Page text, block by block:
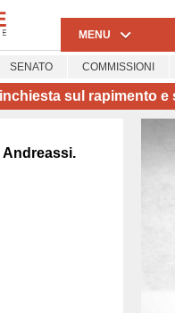
MENU
SENATO COMMISSIONI
sul rapimento e